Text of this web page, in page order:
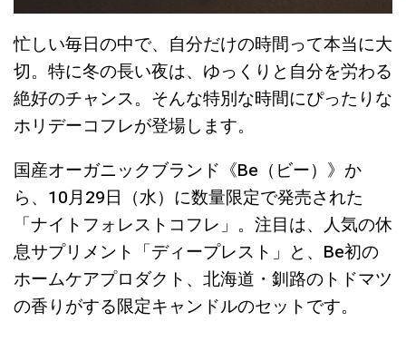
忙しい毎日の中で、自分だけの時間って本当に大
切。特に冬の長い夜は、ゆっくりと自分を労わる
絶好のチャンス。そんな特別な時間にぴったりな
ホリデーコフレが登場します。
国産オーガニックブランド《Be（ビー）》か
ら、10月29日（水）に数量限定で発売された
「ナイトフォレストコフレ」。注目は、人気の休
息サプリメント「ディープレスト」と、Be初の
ホームケアプロダクト、北海道・釧路のトドマツ
の香りがする限定キャンドルのセットです。